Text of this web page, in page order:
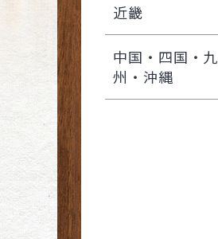
秋田
埼玉
千葉
新潟
富山
福井
近畿
大阪
兵庫
中国・四国・九
州・沖縄